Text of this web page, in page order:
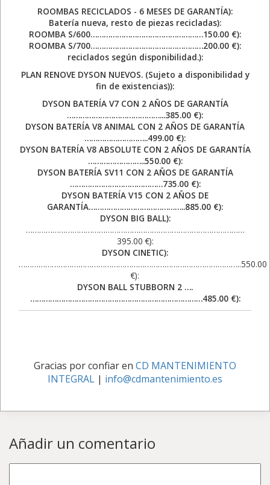
ROOMBAS RECICLADOS - 6 MESES DE GARANTÍA):
Batería nueva, resto de piezas recicladas):
ROOMBA S/600……………………………………………150.00 €):
ROOMBA S/700……………………………………………200.00 €):
reciclados según disponibilidad.):
PLAN RENOVE DYSON NUEVOS. (Sujeto a disponibilidad y
fin de existencias)):
DYSON BATERÍA V7 CON 2 AÑOS DE GARANTÍA
……………………………………...385.00 €):
DYSON BATERÍA V8 ANIMAL CON 2 AÑOS DE GARANTÍA
………………………..499.00 €):
DYSON BATERÍA V8 ABSOLUTE CON 2 AÑOS DE GARANTÍA
……………………..550.00 €):
DYSON BATERÍA SV11 CON 2 AÑOS DE GARANTÍA
……………………………………735.00 €):
DYSON BATERÍA V15 CON 2 AÑOS DE
GARANTÍA……………………………………..885.00 €):
DYSON BIG BALL):
………………………………………………………………………………………
395.00 €):
DYSON CINETIC):
………………………………………………………………………………………..550.00
€):
DYSON BALL STUBBORN 2 ….
……………………………………………………………………485.00 €):
Gracias por confiar en CD MANTENIMIENTO
INTEGRAL | info@cdmantenimiento.es
Añadir un comentario